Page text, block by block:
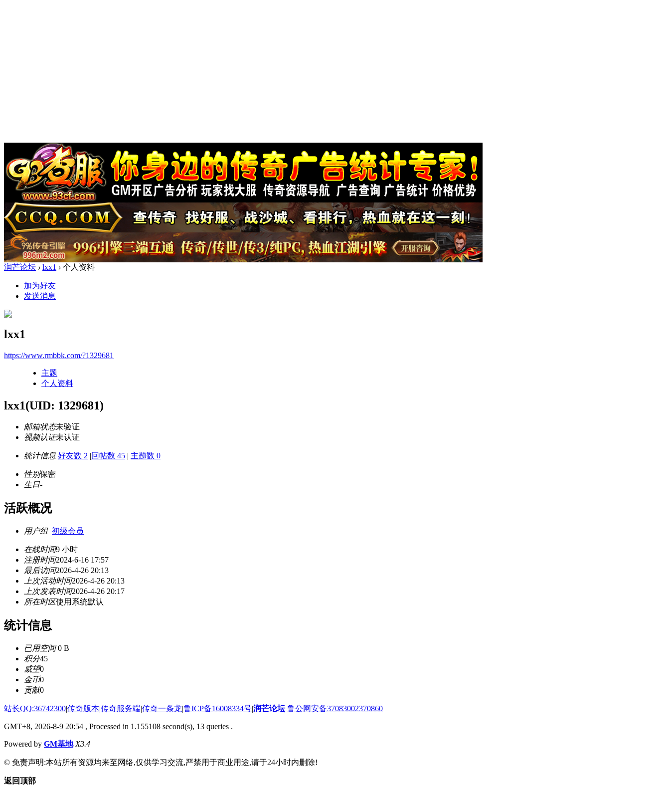
润芒论坛 › lxx1 › 个人资料
加为好友
发送消息
lxx1
https://www.rmbbk.com/?1329681
主题
个人资料
lxx1(UID: 1329681)
邮箱状态未验证
视频认证未认证
统计信息 好友数 2 |回帖数 45 | 主题数 0
性别保密
生日-
活跃概况
用户组 初级会员
在线时间9 小时
注册时间2024-6-16 17:57
最后访问2026-4-26 20:13
上次活动时间2026-4-26 20:13
上次发表时间2026-4-26 20:17
所在时区使用系统默认
统计信息
已用空间0 B
积分45
威望0
金币0
贡献0
站长QQ:36742300|传奇版本|传奇服务端|传奇一条龙|鲁ICP备16008334号|润芒论坛 鲁公网安备37083002370860
GMT+8, 2026-8-9 20:54 , Processed in 1.155108 second(s), 13 queries .
Powered by GM基地 X3.4
© 免责声明:本站所有资源均来至网络,仅供学习交流,严禁用于商业用途,请于24小时内删除!
返回顶部